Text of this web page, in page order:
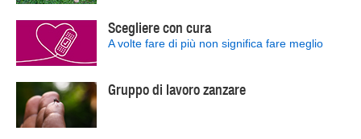
Scegliere con cura
A volte fare di più non significa fare meglio
Gruppo di lavoro zanzare